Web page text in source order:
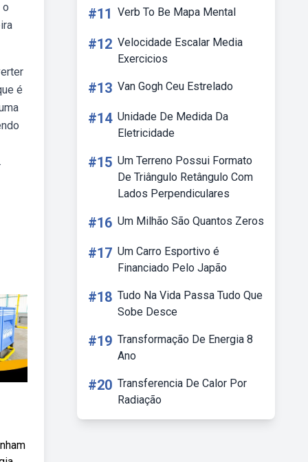
o
é
#11 Verb To Be Mapa Mental
#12 Velocidade Escalar Media
Exercicios
#13 Van Gogh Ceu Estrelado
#14 Unidade De Medida Da
Eletricidade
#15 Um Terreno Possui Formato
De Triângulo Retângulo Com
Lados Perpendiculares
#16 Um Milhão São Quantos Zeros
#17 Um Carro Esportivo é
Financiado Pelo Japão
#18 Tudo Na Vida Passa Tudo Que
Sobe Desce
#19 Transformação De Energia 8
Ano
#20 Transferencia De Calor Por
Radiação